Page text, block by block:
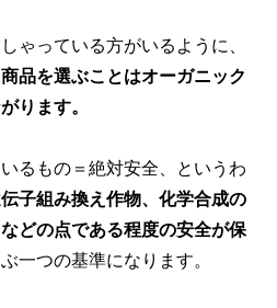
ゃっている方がいるように、
品を選ぶことはオーガニック
ります。
るもの＝絶対安全、というわ
子組み換え作物、化学合成の
どの点である程度の安全が保
一つの基準になります。